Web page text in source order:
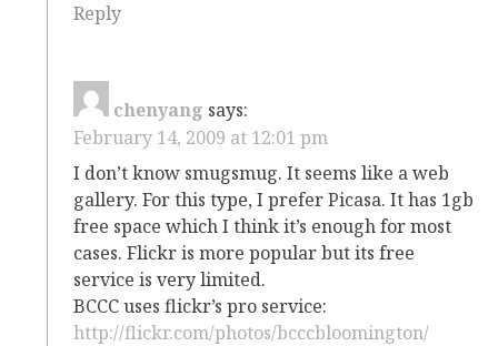
Reply
chenyang says:
February 14, 2009 at 12:01 pm
I don’t know smugsmug. It seems like a web
gallery. For this type, I prefer Picasa. It has 1gb
free space which I think it’s enough for most
cases. Flickr is more popular but its free
service is very limited.
BCCC uses flickr’s pro service:
http://flickr.com/photos/bcccbloomington/